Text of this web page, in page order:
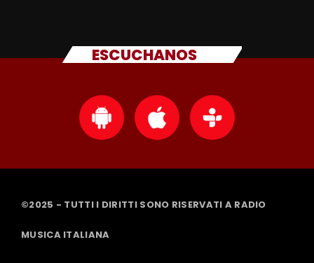
ESCUCHANOS
©2025 - TUTTI I DIRITTI SONO RISERVATI A RADIO
MUSICA ITALIANA